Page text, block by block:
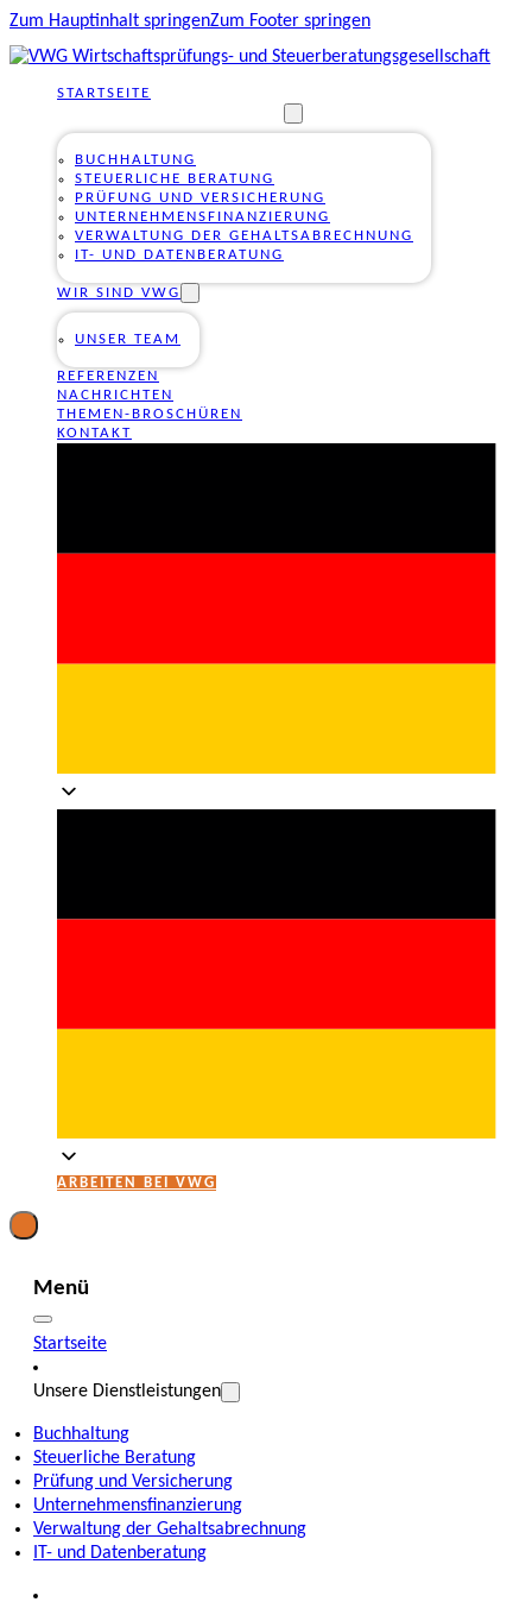
Zum Hauptinhalt springenZum Footer springen
STARTSEITE
BUCHHALTUNG
STEUERLICHE BERATUNG
PRÜFUNG UND VERSICHERUNG
UNTERNEHMENSFINANZIERUNG
VERWALTUNG DER GEHALTSABRECHNUNG
IT- UND DATENBERATUNG
WIR SIND VWG
UNSER TEAM
REFERENZEN
NACHRICHTEN
THEMEN-BROSCHÜREN
KONTAKT
ARBEITEN BEI VWG
Menü
Startseite
Unsere Dienstleistungen
Buchhaltung
Steuerliche Beratung
Prüfung und Versicherung
Unternehmensfinanzierung
Verwaltung der Gehaltsabrechnung
IT- und Datenberatung